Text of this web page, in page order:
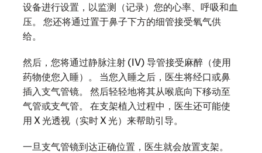
设备进行设置，以监测（记录）您的心率、呼吸和血
压。 您还将通过置于鼻子下方的细管接受氧气供
给。
然后，您将通过静脉注射 (IV) 导管接受麻醉（使用
药物使您入睡）。 当您入睡之后，医生将经口或鼻
插入支气管镜。 然后轻轻地将其从喉底向下移动至
气管或支气管。 在支架植入过程中，医生还可能使
用 X 光透视（实时 X 光）来帮助引导。
一旦支气管镜到达正确位置，医生就会放置支架。